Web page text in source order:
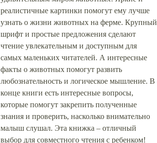
реалистичные картинки помогут ему лучше
узнать о жизни животных на ферме. Крупный
шрифт и простые предложения сделают
чтение увлекательным и доступным для
самых маленьких читателей. А интересные
факты о животных помогут развить
любознательность и логическое мышление. В
конце книги есть интересные вопросы,
которые помогут закрепить полученные
знания и проверить, насколько внимательно
малыш слушал. Эта книжка – отличный
выбор для совместного чтения с ребенком!